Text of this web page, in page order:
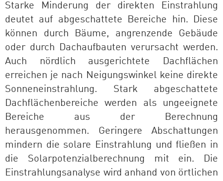
Starke Minderung der direkten Einstrahlung
deutet auf abgeschattete Bereiche hin. Diese
können durch Bäume, angrenzende Gebäude
oder durch Dachaufbauten verursacht werden.
Auch nördlich ausgerichtete Dachflächen
erreichen je nach Neigungswinkel keine direkte
Sonneneinstrahlung. Stark abgeschattete
Dachflächenbereiche werden als ungeeignete
Bereiche aus der Berechnung
herausgenommen. Geringere Abschattungen
mindern die solare Einstrahlung und fließen in
die Solarpotenzialberechnung mit ein. Die
Einstrahlungsanalyse wird anhand von örtlichen